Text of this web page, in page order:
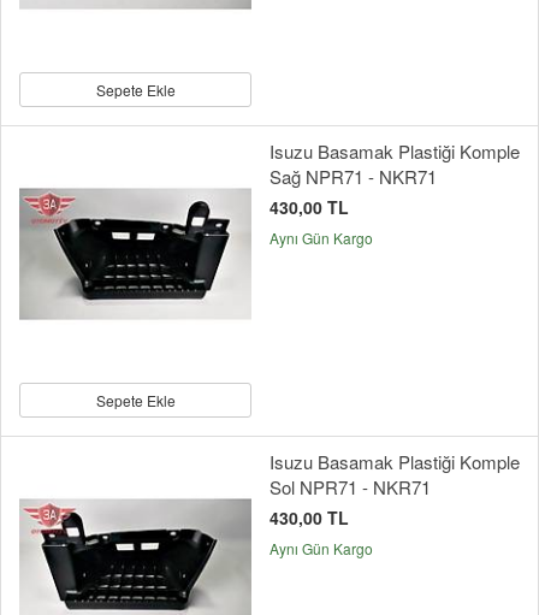
Sepete Ekle
Sepete Ekle
Isuzu Basamak Plastiği Komple
Sağ NPR71 - NKR71
430,00 TL
Aynı Gün Kargo
Isuzu Basamak Plastiği Komple
Sol NPR71 - NKR71
430,00 TL
Aynı Gün Kargo